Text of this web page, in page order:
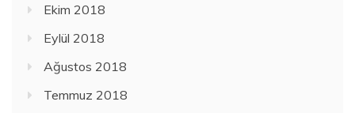
Ekim 2018
Eylül 2018
Ağustos 2018
Temmuz 2018